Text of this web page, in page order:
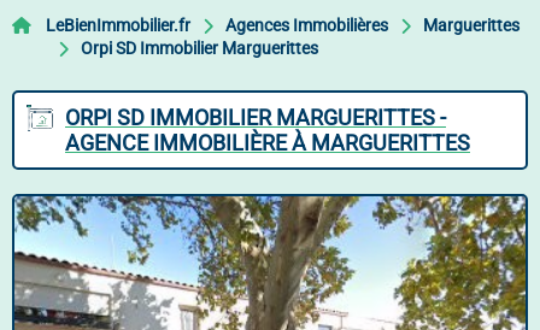
LeBienImmobilier.fr Agences Immobilières
Marguerittes
Orpi SD Immobilier Marguerittes
ORPI SD IMMOBILIER MARGUERITTES -
AGENCE IMMOBILIÈRE À MARGUERITTES